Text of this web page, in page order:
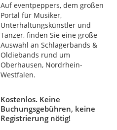
Auf eventpeppers, dem großen
Portal für Musiker,
Unterhaltungskünstler und
Tänzer, finden Sie eine große
Auswahl an Schlagerbands &
Oldiebands rund um
Oberhausen, Nordrhein-
Westfalen.
Kostenlos. Keine
Buchungsgebühren, keine
Registrierung nötig!